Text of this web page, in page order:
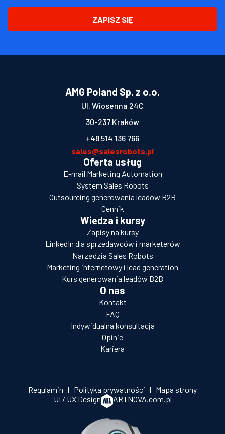
ZAPISZ SIĘ
AMG Poland Sp. z o.o.
Ul. Wiosenna 24C
30-237 Kraków
+48 514 136 766
sales@salesrobots.pl
Oferta usług
E-mail Marketing Automation
System Sales Robots
Outsourcing generowania leadów B2B
Cennik
Wiedza i kursy
Zapisy na kursy
LinkedIn dla sprzedawców i marketerów
Narzędzia Sales Robots
Marketing internetowy i lead generation
Kurs generowania leadów B2B
O nas
Kontakt
FAQ
Indywidualna konsultacja
Opinie
Kariera
Regulamin | Polityka prywatności | Mapa strony
UI / UX Design
ARTNOVA.com.pl